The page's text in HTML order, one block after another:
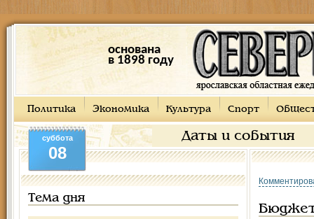
основана
в 1898 году
Политика Экономика Культура Спорт
Даты и события
суббота
08
Тема дня
Бюджет